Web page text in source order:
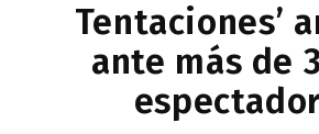
Tentaciones’
ante más de